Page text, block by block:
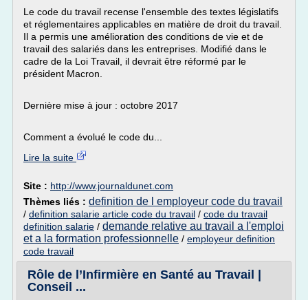
Le code du travail recense l'ensemble des textes législatifs
et réglementaires applicables en matière de droit du travail.
Il a permis une amélioration des conditions de vie et de
travail des salariés dans les entreprises. Modifié dans le
cadre de la Loi Travail, il devrait être réformé par le
président Macron.
Dernière mise à jour : octobre 2017
Comment a évolué le code du...
Lire la suite
Site : http://www.journaldunet.com
Thèmes liés : definition de l employeur code du travail
/ definition salarie article code du travail / code du travail
definition salarie / demande relative au travail a l'emploi
et a la formation professionnelle / employeur definition
code travail
Rôle de l’Infirmière en Santé au Travail |
Conseil ...